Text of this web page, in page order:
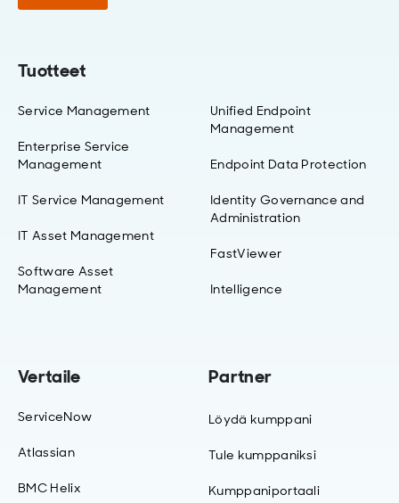
Tuotteet
Service Management
Enterprise Service
Management
IT Service Management
IT Asset Management
Software Asset
Management
Unified Endpoint
Management
Endpoint Data Protection
Identity Governance and
Administration
FastViewer
Intelligence
Vertaile
ServiceNow
Atlassian
BMC Helix
Partner
Löydä kumppani
Tule kumppaniksi
Kumppaniportaali